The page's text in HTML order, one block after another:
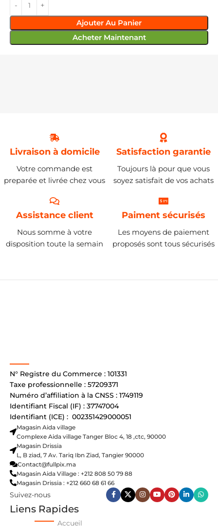
Ajouter Au Panier
Acheter Maintenant
Livraison à domicile
Votre commande est
preparée et livrée chez vous
Satisfaction garantie
Toujours là pour que vous
soyez satisfait de vos achats
Assistance client
Nous somme à votre
disposition toute la semain
Paiment sécurisés
Les moyens de paiement
proposés sont tous sécurisés
N° Registre du Commerce : 101331
Taxe professionnelle : 57209371
Numéro d’affiliation à la CNSS : 1749119
Identifiant Fiscal (IF) : 37747004
Identifiant (ICE) : 002351429000051
Magasin Aida village
Complexe Aida village Tanger Bloc 4, 18 ,ctc, 90000
Magasin Drissia
L, B ziad, 7 Av. Tariq Ibn Ziad, Tangier 90000
Contact@fullpix.ma
Magasin Aida Village : +212 808 50 79 88
Magasin Drissia : +212 660 68 61 66
Suivez-nous
Liens Rapides
Accueil